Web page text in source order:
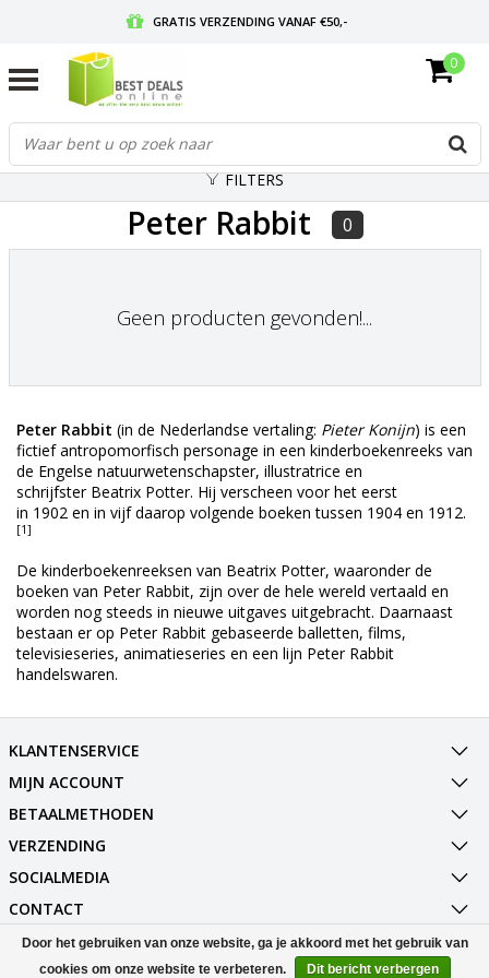
GRATIS VERZENDING VANAF €50,-
GRATIS RETOURNEREN EN 30 DAGEN BEDENKTIJD
0
FILTERS
Peter Rabbit 0
Geen producten gevonden!...
Peter Rabbit (in de Nederlandse vertaling: Pieter Konijn) is een
fictiefantropomorfisch personage in een kinderboekenreeks van
de Engelse natuurwetenschapster, illustratrice en
schrijfster Beatrix Potter. Hij verscheen voor het eerst
in 1902 en in vijf daarop volgende boeken tussen 1904 en 1912.
[1]
De kinderboekenreeksen van Beatrix Potter, waaronder de
boeken van Peter Rabbit, zijn over de hele wereld vertaald en
worden nog steeds in nieuwe uitgaves uitgebracht. Daarnaast
bestaan er op Peter Rabbit gebaseerde balletten, films,
televisieseries, animatieseries en een lijn Peter Rabbit
handelswaren.
KLANTENSERVICE
MIJN ACCOUNT
BETAALMETHODEN
VERZENDING
SOCIALMEDIA
CONTACT
© Copyright 2026 Best Deals Online BV Powered byLightspeed
Door het gebruiken van onze website, ga je akkoord met het gebruik van
cookies om onze website te verbeteren.
Dit bericht verbergen